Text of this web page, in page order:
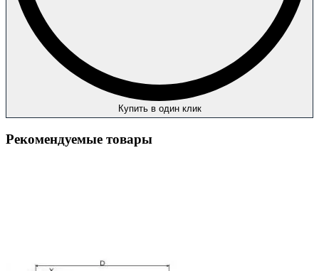
Купить в один клик
Рекомендуемые товары